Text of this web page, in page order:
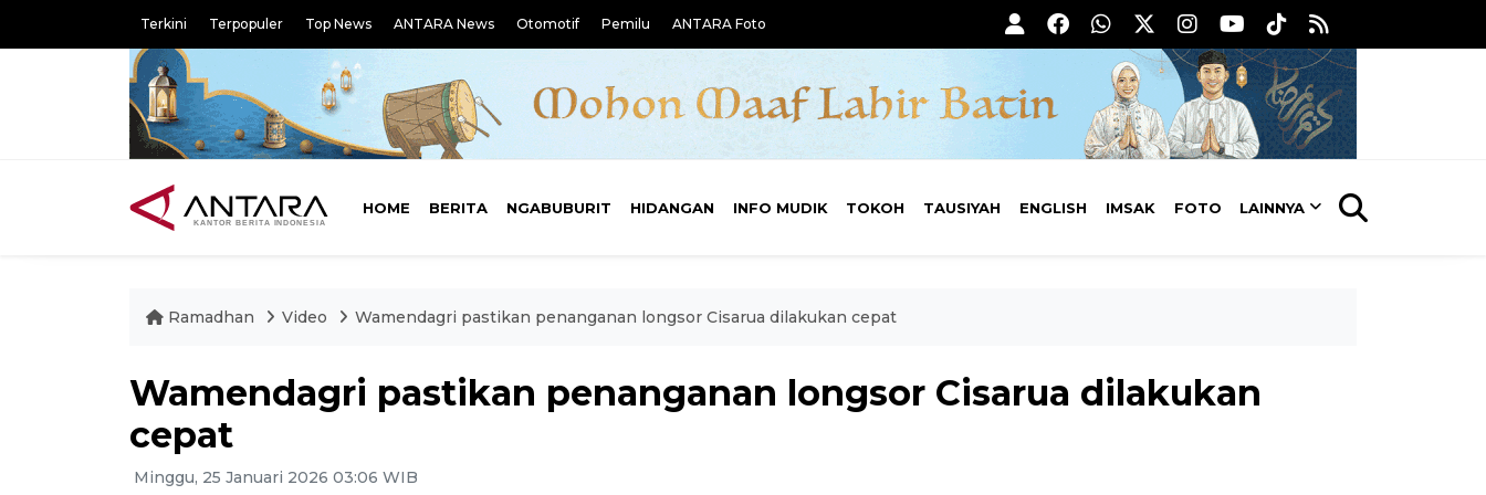
Terkini Terpopuler Top News ANTARA News Otomotif Pemilu ANTARA Foto
HOME BERITA NGABUBURIT HIDANGAN INFO MUDIK TOKOH TAUSIYAH ENGLISH IMSAK FOTO LAINNYA
Ramadhan Video Wamendagri pastikan penanganan longsor Cisarua dilakukan cepat
Wamendagri pastikan penanganan longsor Cisarua dilakukan
cepat
Minggu, 25 Januari 2026 03:06 WIB